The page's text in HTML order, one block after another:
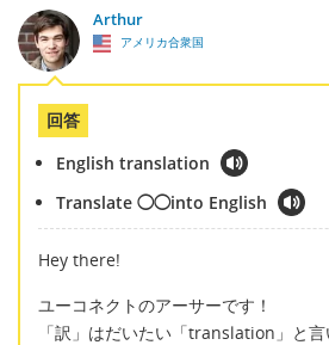
Arthur
アメリカ合衆国
回答
English translation
Translate ◯◯into English
Hey there!
ユーコネクトのアーサーです！
「訳」はだいたい「translation」と言